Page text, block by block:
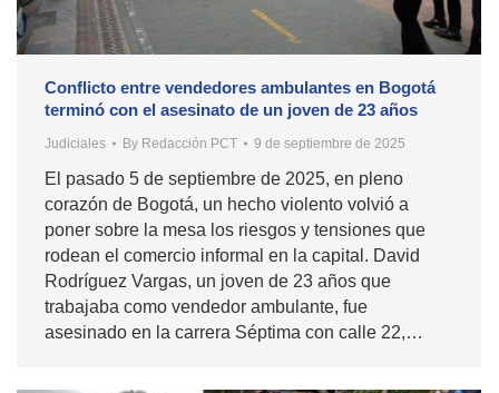
Conflicto entre vendedores ambulantes en Bogotá
terminó con el asesinato de un joven de 23 años
Judiciales By Redacción PCT 9 de septiembre de 2025
El pasado 5 de septiembre de 2025, en pleno
corazón de Bogotá, un hecho violento volvió a
poner sobre la mesa los riesgos y tensiones que
rodean el comercio informal en la capital. David
Rodríguez Vargas, un joven de 23 años que
trabajaba como vendedor ambulante, fue
asesinado en la carrera Séptima con calle 22,…